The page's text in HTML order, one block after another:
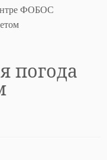
ФОБОС
погода